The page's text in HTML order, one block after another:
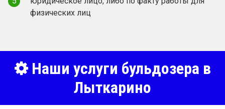
физических лиц
Наши услуги бульдозера в
Лыткарино